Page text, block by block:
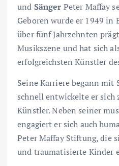
und Sänger Peter Maffay
Geboren wurde er 1949 in
über fünf Jahrzehnten
Musikszene und hat sich
erfolgreichsten Künstler
Seine Karriere begann mit
schnell entwickelte er sich
Künstler. Neben seiner
engagiert er sich auch
Peter Maffay Stiftung, die
und traumatisierte Kinder